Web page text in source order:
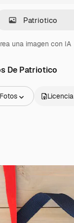
una imagen con IA
De Patriotico
Fotos
de vídeo
graphics
de vídeos
3D
Licencia